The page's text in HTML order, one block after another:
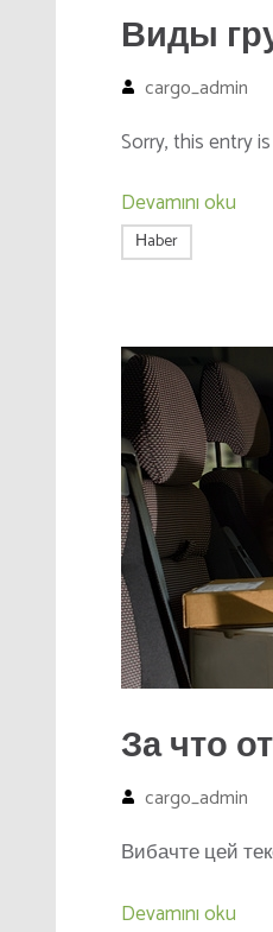
Виды
cargo_admin
Sorry, this entry
Devamını oku
Нaber
За что
cargo_admin
Вибачте цей
Devamını oku